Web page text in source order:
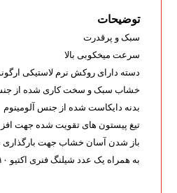
توضیحات
سبک و پرقدرت
سرعت میخکوبی بالا
دسته دارای روکش نرم لاستیکی
خشاب سبک و سخت کاری شده از جنس
بدنه دایکاست شده از جنس آلومینوم
تیغ پیستون های تقویت شده جهت
باز شدن آسان خشاب جهت
به همراه یک عدد شیلنگ فنری اکتیو ۱۰ متری